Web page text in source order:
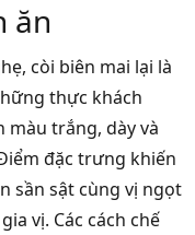
ăn
còi biên mai lại là
thực khách
màu trắng, dày và
đặc trưng khiến
sần sật cùng vị ngọt
vị. Các cách chế